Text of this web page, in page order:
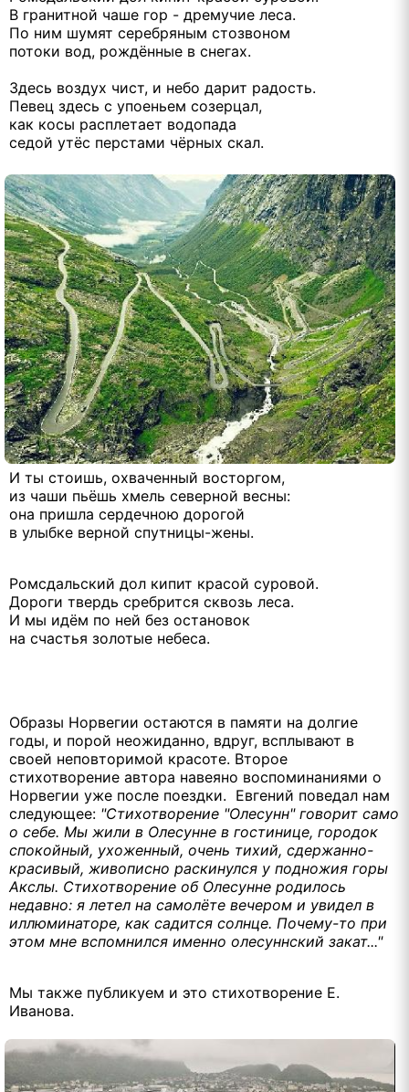
В гранитной чаше гор - дремучие леса.
По ним шумят серебряным стозвоном
потоки вод, рождённые в снегах.
Здесь воздух чист, и небо дарит радость.
Певец здесь с упоеньем созерцал,
как косы расплетает водопада
седой утёс перстами чёрных скал.
И ты стоишь, охваченный восторгом,
из чаши пьёшь хмель северной весны:
она пришла сердечною дорогой
в улыбке верной спутницы-жены.
Ромсдальский дол кипит красой суровой.
Дороги твердь сребрится сквозь леса.
И мы идём по ней без остановок
на счастья золотые небеса.
Образы Норвегии остаются в памяти на долгие
годы, и порой неожиданно, вдруг, всплывают в
своей неповторимой красоте. Второе
стихотворение автора навеяно воспоминаниями о
Норвегии уже после поездки. Евгений поведал нам
следующее: "Стихотворение "Олесунн" говорит само
о себе. Мы жили в Олесунне в гостинице, городок
спокойный, ухоженный, очень тихий, сдержанно-
красивый, живописно раскинулся у подножия горы
Акслы. Стихотворение об Олесунне родилось
недавно: я летел на самолёте вечером и увидел в
иллюминаторе, как садится солнце. Почему-то при
этом мне вспомнился именно олесуннский закат..."
Мы также публикуем и это стихотворение Е.
Иванова.